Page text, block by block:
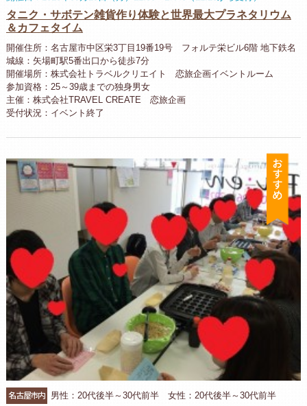
タニク・サボテン雑貨作り体験と世界最大プラネタリウム
＆カフェタイム
開催住所：名古屋市中区栄3丁目19番19号 フォルテ栄ビル6階 地下鉄名
城線：矢場町駅5番出口から徒歩7分
開催場所：株式会社トラベルクリエイト 恋旅企画イベントルーム
参加資格：25～39歳までの独身男女
主催：株式会社TRAVEL CREATE 恋旅企画
受付状況：イベント終了
名古屋市内 男性：20代後半～30代前半 女性：20代後半～30代前半